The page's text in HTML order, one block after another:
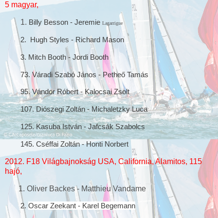
5 magyar,
1. Billy Besson - Jeremie Lagarrigue
2. Hugh Styles - Richard Mason
3. Mitch Booth - Jordi Booth
73. Váradi Szabó János - Petheő Tamás
95. Vándor Róbert - Kalocsai Zsolt
107.Diószegi Zoltán - Michaletzky Luca
125. Kasuba István - Jafcsák Szabolcs
145. Cséffai Zoltán - Honti Norbert
2012. F18 Világbajnokság USA, California, Alamitos, 115
hajó,
1. Oliver Backes - Matthieu Vandame
2. Oscar Zeekant - Karel Begemann